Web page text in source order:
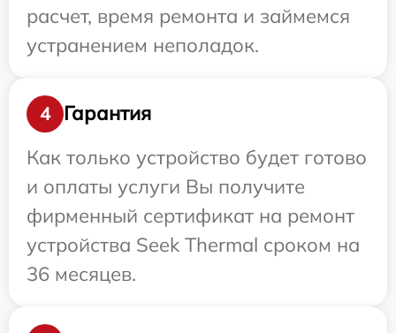
расчет, время ремонта и займемся
устранением неполадок.
4
Гарантия
Как только устройство будет готово
и оплаты услуги Вы получите
фирменный сертификат на ремонт
устройства Seek Thermal сроком на
36 месяцев.